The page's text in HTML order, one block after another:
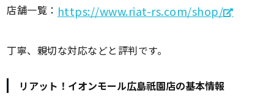
店舗一覧： https://www.riat-rs.com/shop/
丁寧、親切な対応などと評判です。
リアット！イオンモール広島祇園店の基本情報